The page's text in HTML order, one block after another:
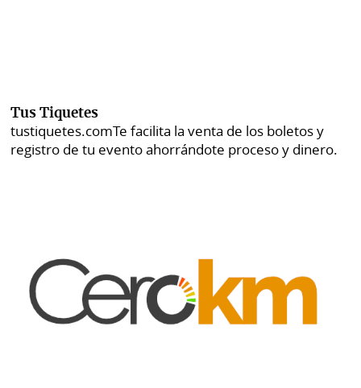
Tus Tiquetes
tustiquetes.comTe facilita la venta de los boletos y
registro de tu evento ahorrándote proceso y dinero.